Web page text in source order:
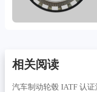
相关阅读
汽车制动轮毂 IATF 认